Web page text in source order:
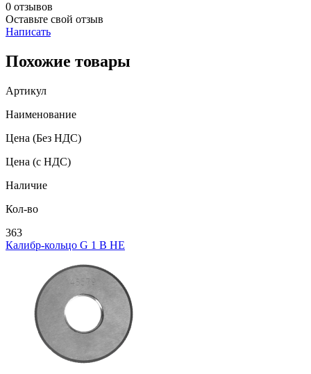
0 отзывов
Оставьте свой отзыв
Написать
Похожие товары
Артикул
Наименование
Цена (Без НДС)
Цена (с НДС)
Наличие
Кол-во
363
Калибр-кольцо G 1 В НЕ